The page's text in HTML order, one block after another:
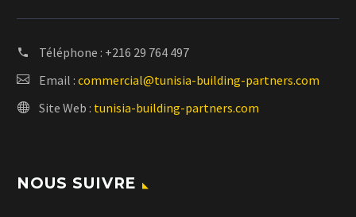
Téléphone : +216 29 764 497
Email : commercial@tunisia-building-partners.com
Site Web : tunisia-building-partners.com
NOUS SUIVRE